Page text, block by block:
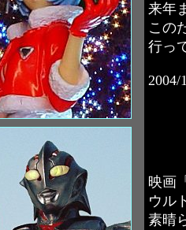
来年
この
行っ
2004/
映画
ウル
素晴